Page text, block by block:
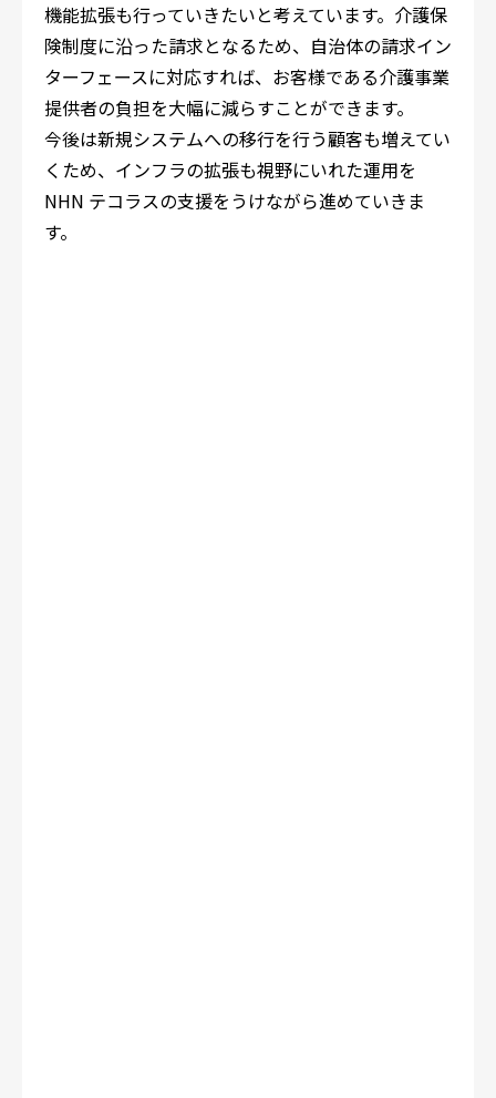
機能拡張も行っていきたいと考えています。介護保
険制度に沿った請求となるため、自治体の請求イン
ターフェースに対応すれば、お客様である介護事業
提供者の負担を大幅に減らすことができます。
今後は新規システムへの移行を行う顧客も増えてい
くため、インフラの拡張も視野にいれた運用を
NHN テコラスの支援をうけながら進めていきま
す。